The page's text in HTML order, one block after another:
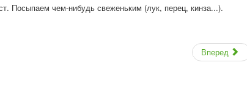
Посыпаем чем-нибудь свеженьким (лук, перец, кинза...).
Вперед